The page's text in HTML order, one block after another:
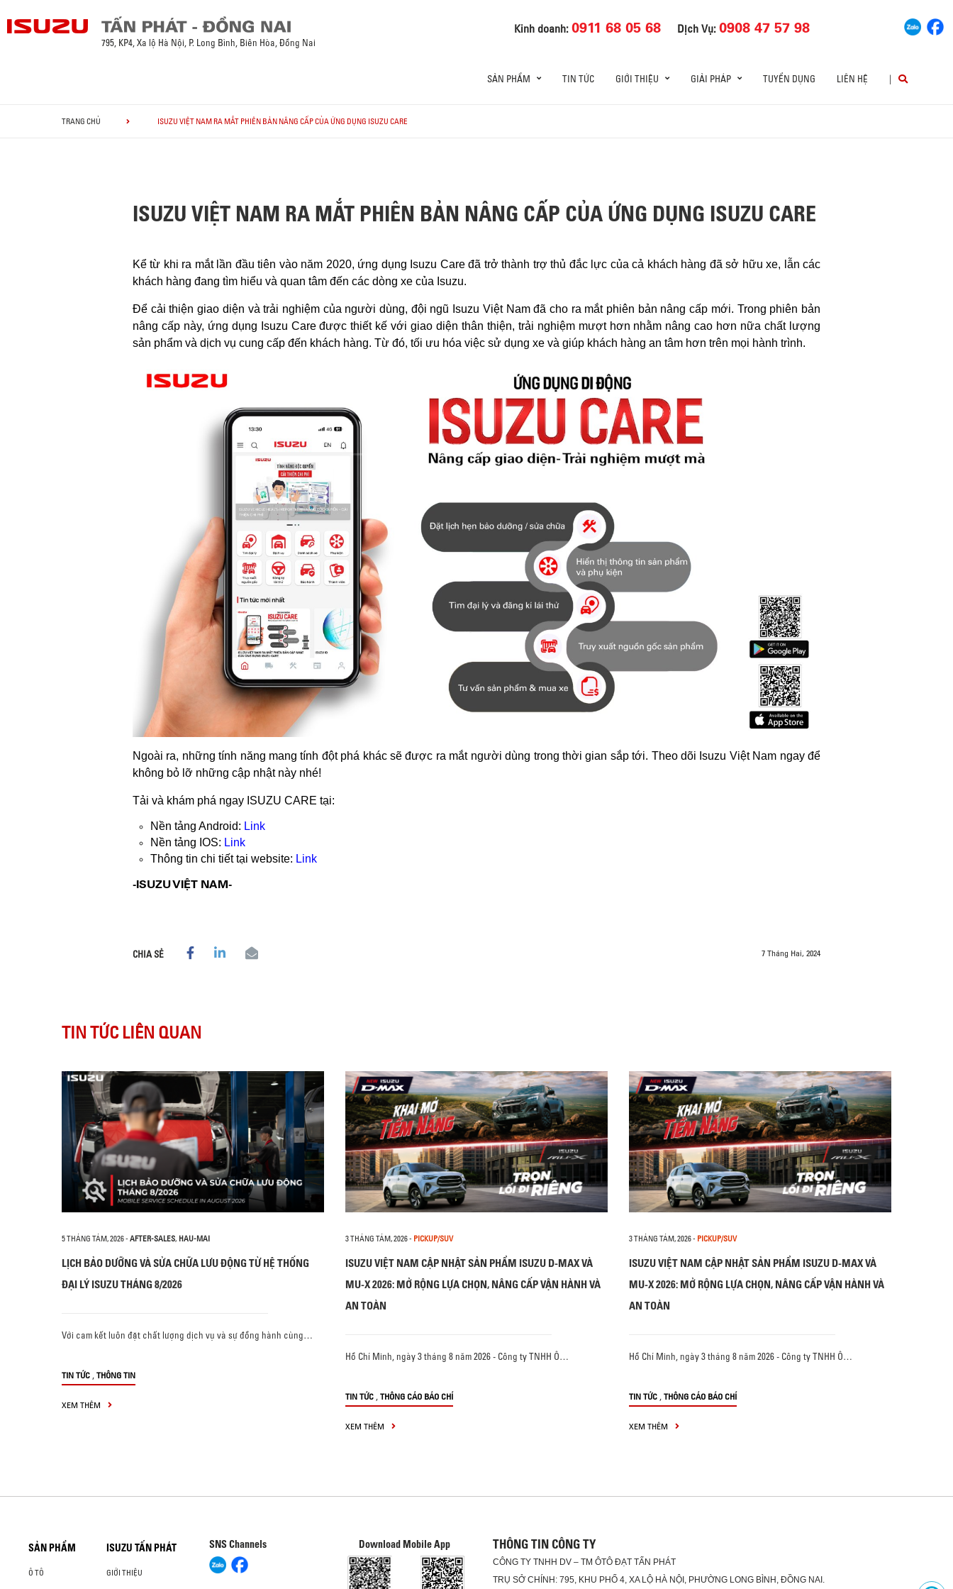
Kinh doanh:0911 68 05 68 Dịch Vụ:0908 47 57 98
795, KP4, Xa lộ Hà Nội, P. Long Bình, Biên Hòa, Đồng Nai
SẢN PHẨM TIN TỨC GIỚI THIỆU GIẢI PHÁP TUYỂN DỤNG LIÊN HỆ |
TRANG CHỦ ISUZU VIỆT NAM RA MẮT PHIÊN BẢN NÂNG CẤP CỦA ỨNG DỤNG ISUZU CARE
ISUZU VIỆT NAM RA MẮT PHIÊN BẢN NÂNG CẤP CỦA ỨNG DỤNG ISUZU CARE
Kể từ khi ra mắt lần đầu tiên vào năm 2020, ứng dụng Isuzu Care đã trở thành trợ thủ đắc lực của cả khách hàng đã sở hữu xe, lẫn các
khách hàng đang tìm hiểu và quan tâm đến các dòng xe của Isuzu.​
Để cải thiện giao diện và trải nghiệm của người dùng, đội ngũ Isuzu Việt Nam đã cho ra mắt phiên bản nâng cấp mới. Trong phiên bản
nâng cấp này, ứng dụng Isuzu Care được thiết kế với giao diện thân thiện, trải nghiệm mượt hơn nhằm nâng cao hơn nữa chất lượng
sản phẩm và dịch vụ cung cấp đến khách hàng. Từ đó, tối ưu hóa việc sử dụng xe và giúp khách hàng an tâm hơn trên mọi hành trình.​
Ngoài ra, những tính năng mang tính đột phá khác sẽ được ra mắt người dùng trong thời gian sắp tới. Theo dõi Isuzu Việt Nam ngay để
không bỏ lỡ những cập nhật này nhé!
Tải và khám phá ngay ISUZU CARE tại:
Nền tảng Android: Link
Nền tảng IOS: Link
Thông tin chi tiết tại website: Link
-ISUZU VIỆT NAM-
CHIA SẺ 7 Tháng Hai, 2024
TIN TỨC LIÊN QUAN
5 THÁNG TÁM, 2026- AFTER-SALES, HAU-MAI
LỊCH BẢO DƯỠNG VÀ SỬA CHỮA LƯU ĐỘNG TỪ HỆ THỐNG
ĐẠI LÝ ISUZU THÁNG 8/2026
Với cam kết luôn đặt chất lượng dịch vụ và sự đồng hành cùng…
TIN TỨC , THÔNG TIN
XEM THÊM
3 THÁNG TÁM, 2026- PICKUP/SUV
ISUZU VIỆT NAM CẬP NHẬT SẢN PHẨM ISUZU D-MAX VÀ
MU-X 2026: MỞ RỘNG LỰA CHỌN, NÂNG CẤP VẬN HÀNH VÀ
AN TOÀN
Hồ Chí Minh, ngày 3 tháng 8 năm 2026 - Công ty TNHH Ô…
TIN TỨC , THÔNG CÁO BÁO CHÍ
XEM THÊM
3 THÁNG TÁM, 2026- PICKUP/SUV
ISUZU VIỆT NAM CẬP NHẬT SẢN PHẨM ISUZU D-MAX VÀ
MU-X 2026: MỞ RỘNG LỰA CHỌN, NÂNG CẤP VẬN HÀNH VÀ
AN TOÀN
Hồ Chí Minh, ngày 3 tháng 8 năm 2026 - Công ty TNHH Ô…
TIN TỨC , THÔNG CÁO BÁO CHÍ
XEM THÊM
SẢN PHẨM
Ô TÔ
ISUZU TẤN PHÁT
GIỚI THIỆU
SNS Channels Download Mobile App THÔNG TIN CÔNG TY
CÔNG TY TNHH DV – TM ÔTÔ ĐẠT TẤN PHÁT
TRỤ SỞ CHÍNH: 795, KHU PHỐ 4, XA LỘ HÀ NỘI, PHƯỜNG LONG BÌNH, ĐỒNG NAI.